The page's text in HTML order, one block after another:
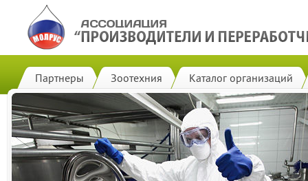
Партнеры Зоотехния Каталог организаций